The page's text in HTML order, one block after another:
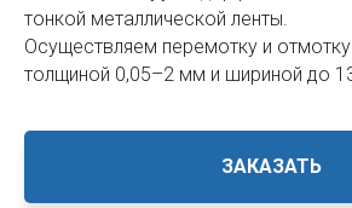
тонкой металлической ленты.
Осуществляем перемотку и
толщиной 0,05–2 мм и шириной до
ЗАКАЗАТЬ